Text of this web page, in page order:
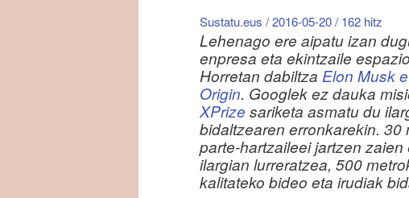
Sustatu.eus / 2016-05-20 / 162 hitz
Lehenago ere aipatu izan
enpresa eta ekintzaile
Horretan dabiltza Elon Musk
Origin. Googlek ez dauka
XPrize sariketa asmatu du
bidaltzearen erronkarekin. 30
parte-hartzaileei jartzen
ilargian lurreratzea, 500
kalitateko bideo eta irudiak